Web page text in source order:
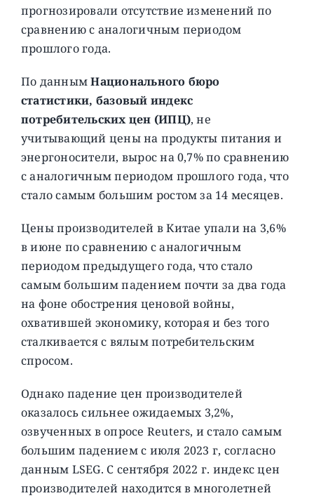
прогнозировали отсутствие изменений по
сравнению с аналогичным периодом
прошлого года.
По даннымНационального бюро
статистики, базовый индекс
потребительских цен (ИПЦ), не
учитывающий цены на продукты питания и
энергоносители, вырос на 0,7% по сравнению
с аналогичным периодом прошлого года, что
стало самым большим ростом за 14 месяцев.
Цены производителей в Китае упали на 3,6%
в июне по сравнению с аналогичным
периодом предыдущего года, что стало
самым большим падением почти за два года
на фоне обострения ценовой войны,
охватившей экономику, которая и без того
сталкивается с вялым потребительским
спросом.
Однако падение цен производителей
оказалось сильнее ожидаемых 3,2%,
озвученных в опросе Reuters, и стало самым
большим падением с июля 2023 г, согласно
данным LSEG. С сентября 2022 г. индекс цен
производителей находится в многолетней